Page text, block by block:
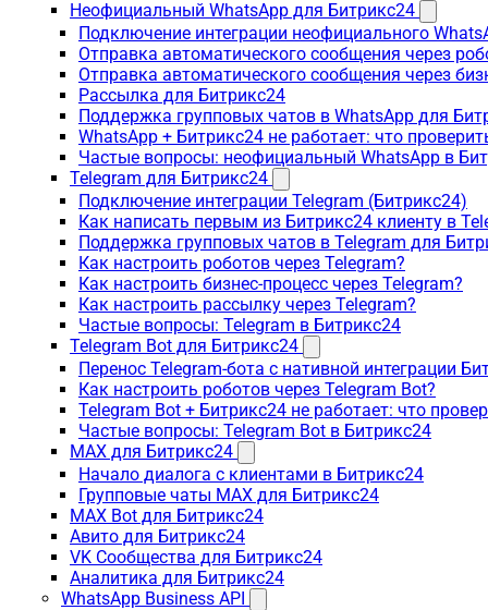
Неофициальный WhatsApp для Битрикс24
Подключение интеграции неофициального
Отправка автоматического сообщения через
Отправка автоматического сообщения через
Рассылка для Битрикс24
Поддержка групповых чатов в WhatsApp для
WhatsApp + Битрикс24 не работает: что
Частые вопросы: неофициальный WhatsApp в
Telegram для Битрикс24
Подключение интеграции Telegram (Битрикс24)
Как написать первым из Битрикс24 клиенту в
Поддержка групповых чатов в Telegram для
Как настроить роботов через Telegram?
Как настроить бизнес-процесс через Telegram?
Как настроить рассылку через Telegram?
Частые вопросы: Telegram в Битрикс24
Telegram Bot для Битрикс24
Перенос Telegram-бота с нативной интеграции
Как настроить роботов через Telegram Bot?
Telegram Bot + Битрикс24 не работает: что
Частые вопросы: Telegram Bot в Битрикс24
MAX для Битрикс24
Начало диалога с клиентами в Битрикс24
Групповые чаты MAX для Битрикс24
MAX Bot для Битрикс24
Авито для Битрикс24
VK Сообщества для Битрикс24
Аналитика для Битрикс24
WhatsApp Business API